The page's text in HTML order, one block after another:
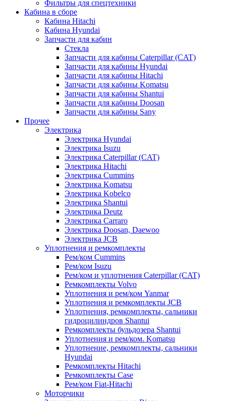
Фильтры для спецтехники
Кабина в сборе
Кабина Hitachi
Кабина Hyundai
Запчасти для кабин
Стекла
Запчасти для кабины Caterpillar (CAT)
Запчасти для кабины Hyundai
Запчасти для кабины Hitachi
Запчасти для кабины Komatsu
Запчасти для кабины Shantui
Запчасти для кабины Doosan
Запчасти для кабины Sany
Прочее
Электрика
Электрика Hyundai
Электрика Isuzu
Электрика Caterpillar (CAT)
Электрика Hitachi
Электрика Cummins
Электрика Komatsu
Электрика Kobelco
Электрика Shantui
Электрика Deutz
Электрика Carraro
Электрика Doosan, Daewoo
Электрика JCB
Уплотнения и ремкомплекты
Рем/ком Cummins
Рем/ком Isuzu
Рем/ком и уплотнения Caterpillar (CAT)
Ремкомплекты Volvo
Уплотнения и рем/ком Yanmar
Уплотнения и ремкомплекты JCB
Уплотнения, ремкомплекты, сальники
гидроцилиндров Shantui
Ремкомплекты бульдозера Shantui
Уплотнения и рем/ком. Komatsu
Уплотнение, ремкомплекты, сальники
Hyundai
Ремкомплекты Hitachi
Ремкомплекты Case
Рем/ком Fiat-Hitachi
Моторчики